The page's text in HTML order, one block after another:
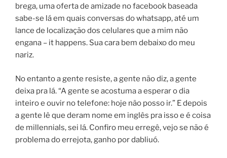
brega, uma oferta de amizade no facebook baseada
sabe-se lá em quais conversas do whatsapp, até um
lance de localização dos celulares que a mim não
engana – it happens. Sua cara bem debaixo do meu
nariz.
No entanto a gente resiste, a gente não diz, a gente
deixa pra lá. “A gente se acostuma a esperar o dia
inteiro e ouvir no telefone: hoje não posso ir.” E depois
a gente lê que deram nome em inglês pra isso e é coisa
de millennials, sei lá. Confiro meu erregê, vejo se não é
problema do errejota, ganho por dabliuó.